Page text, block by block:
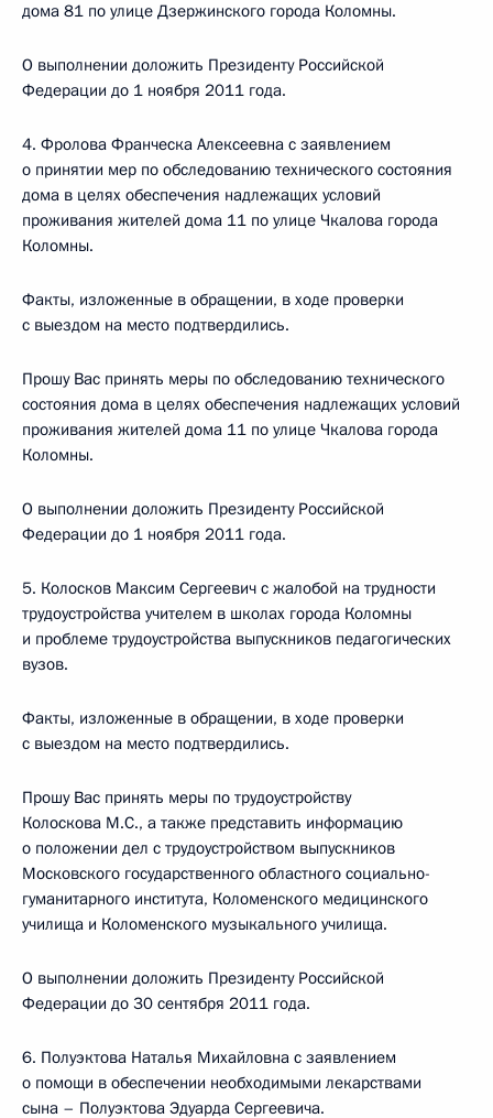
дома 81 по улице Дзержинского города Коломны.
О выполнении доложить Президенту Российской
Федерации до 1 ноября 2011 года.
4. Фролова Франческа Алексеевна с заявлением
о принятии мер по обследованию технического состояния
дома в целях обеспечения надлежащих условий
проживания жителей дома 11 по улице Чкалова города
Коломны.
Факты, изложенные в обращении, в ходе проверки
с выездом на место подтвердились.
Прошу Вас принять меры по обследованию технического
состояния дома в целях обеспечения надлежащих условий
проживания жителей дома 11 по улице Чкалова города
Коломны.
О выполнении доложить Президенту Российской
Федерации до 1 ноября 2011 года.
5. Колосков Максим Сергеевич с жалобой на трудности
трудоустройства учителем в школах города Коломны
и проблеме трудоустройства выпускников педагогических
вузов.
Факты, изложенные в обращении, в ходе проверки
с выездом на место подтвердились.
Прошу Вас принять меры по трудоустройству
Колоскова М.С., а также представить информацию
о положении дел с трудоустройством выпускников
Московского государственного областного социально-
гуманитарного института, Коломенского медицинского
училища и Коломенского музыкального училища.
О выполнении доложить Президенту Российской
Федерации до 30 сентября 2011 года.
6. Полуэктова Наталья Михайловна с заявлением
о помощи в обеспечении необходимыми лекарствами
сына – Полуэктова Эдуарда Сергеевича.